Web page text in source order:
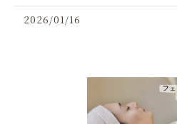
2026/01/16